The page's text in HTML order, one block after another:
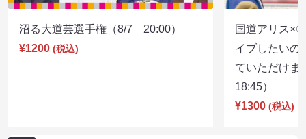
沼る大道芸選手権（8/7 20:00）
¥1200 (税込)
国道アリス×
イブしたいの
ていただけ
18:45）
¥1300 (税込)